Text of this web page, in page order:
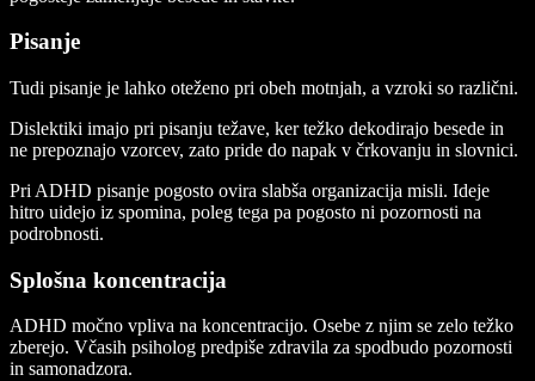
Pisanje
Tudi pisanje je lahko oteženo pri obeh motnjah, a vzroki so različni.
Dislektiki imajo pri pisanju težave, ker težko dekodirajo besede in
ne prepoznajo vzorcev, zato pride do napak v črkovanju in slovnici.
Pri ADHD pisanje pogosto ovira slabša organizacija misli. Ideje
hitro uidejo iz spomina, poleg tega pa pogosto ni pozornosti na
podrobnosti.
Splošna koncentracija
ADHD močno vpliva na koncentracijo. Osebe z njim se zelo težko
zberejo. Včasih psiholog predpiše zdravila za spodbudo pozornosti
in samonadzora.